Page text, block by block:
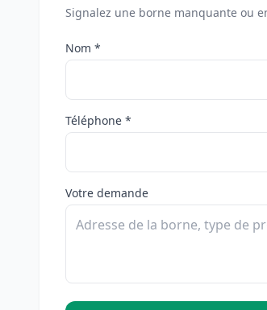
Signalez une borne manquante ou
Nom *
Téléphone *
Votre demande